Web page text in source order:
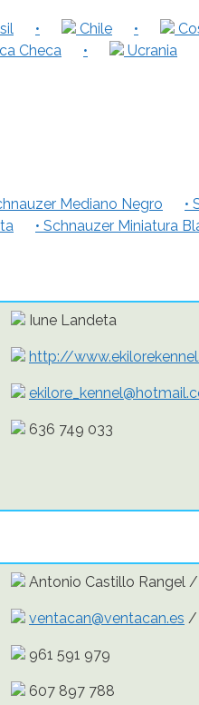
• Chile •
Checa • Ucrania
Mediano Negro •
• Schnauzer Miniatura
Iune Landeta
http://
636 749 033
Antonio Castillo Rangel /
ventacan@ventacan.es /
961 591 979
607 897 788